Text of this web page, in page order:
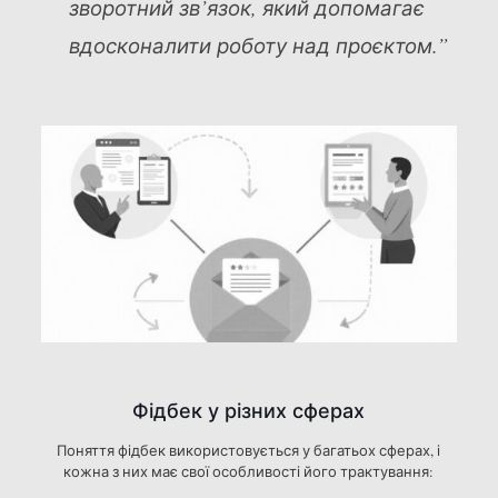
зворотний зв’язок, який допомагає
вдосконалити роботу над проєктом.”
Фідбек у різних сферах
Поняття фідбек використовується у багатьох сферах, і
кожна з них має свої особливості його трактування: